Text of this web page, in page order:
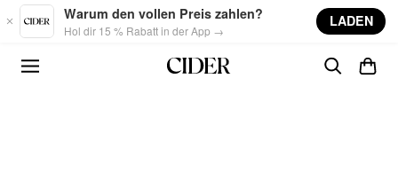
Skip to main content
Warum den vollen Preis zahlen?
Hol dir 15 % Rabatt in der App →
LADEN